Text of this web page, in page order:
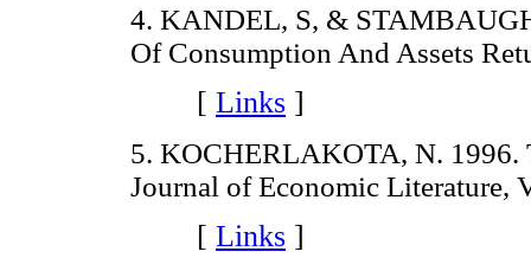
4. KANDEL, S, &
Of Consumption And Assets
[ Links ]
5. KOCHERLAKOTA, N. 1996.
Journal of Economic Literature,
[ Links ]